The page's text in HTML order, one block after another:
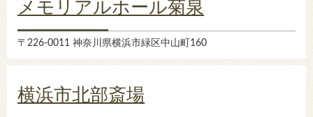
メモリアルホール菊泉
〒226-0011 神奈川県横浜市緑区中山町160
横浜市北部斎場